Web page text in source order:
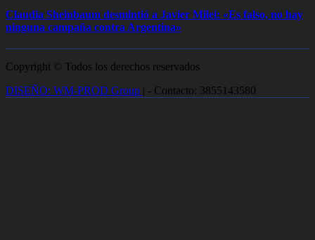
Claudia Sheinbaum desmintió a Javier Milei: «Es falso, no hay
ninguna campaña contra Argentina»
Copyright © Todos los derechos reservados
DISEÑO: WM-PROD Group | - Contacto: 3855143580